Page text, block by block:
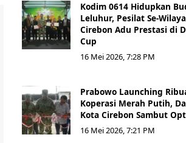
Kodim 0614 Hidupkan
Leluhur, Pesilat Se-
Cirebon Adu Prestasi di
Cup
16 Mei 2026, 7:28 PM
Prabowo Launching
Koperasi Merah Putih,
Kota Cirebon Sambut
16 Mei 2026, 7:21 PM